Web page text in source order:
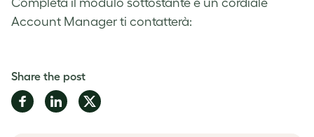
Completa il modulo sottostante e un cordiale
Account Manager ti contatterà:
Share the post
Share Share Share